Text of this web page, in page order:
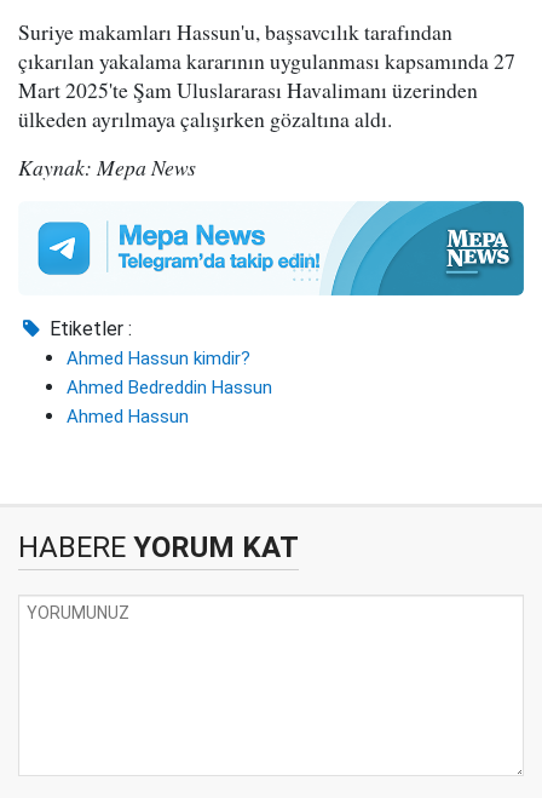
Suriye makamları Hassun'u, başsavcılık tarafından
çıkarılan yakalama kararının uygulanması kapsamında 27
Mart 2025'te Şam Uluslararası Havalimanı üzerinden
ülkeden ayrılmaya çalışırken gözaltına aldı.
Kaynak: Mepa News
Etiketler :
Ahmed Hassun kimdir?
Ahmed Bedreddin Hassun
Ahmed Hassun
HABERE YORUM KAT